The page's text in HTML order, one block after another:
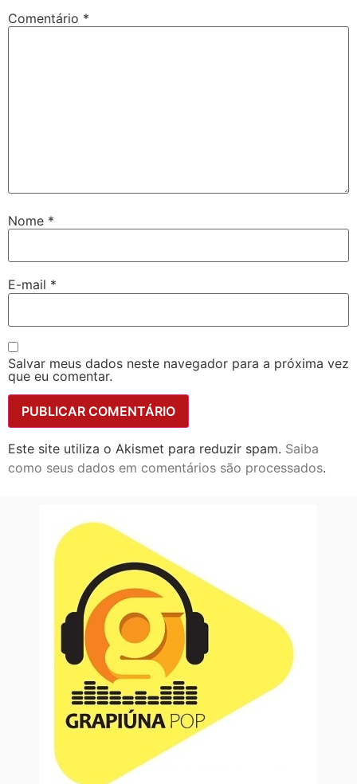
Comentário *
Nome *
E-mail *
Salvar meus dados neste navegador para a próxima vez
que eu comentar.
Este site utiliza o Akismet para reduzir spam. Saiba
como seus dados em comentários são processados.